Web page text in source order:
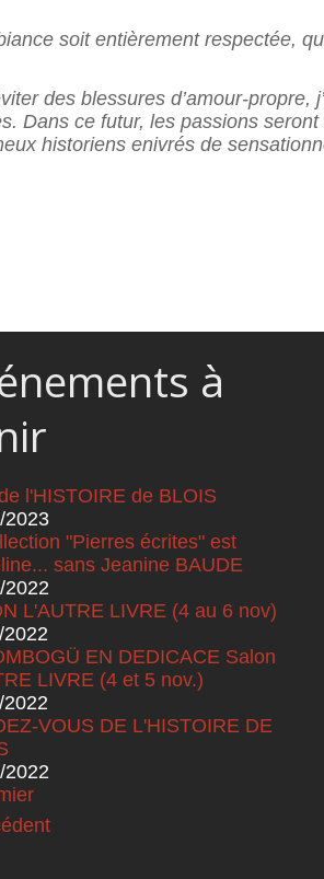
soit entièrement respectée,
des blessures d’amour-propre,
Dans ce futur, les passions seront
historiens enivrés de
à
l'HISTOIRE de BLOIS
2023
"Pierres écrites" est
sans Jeanine BAUDE
2022
L'AUTRE LIVRE (4 au 6 nov)
EN DEDICACE Salon
LIVRE (4 et 5 nov.)
VOUS DE L'HISTOIRE DE
2022